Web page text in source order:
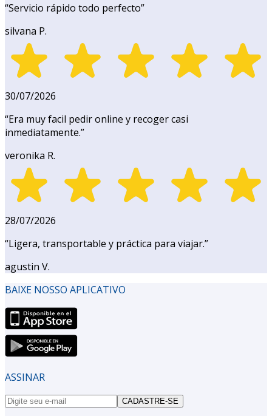
“Servicio rápido todo perfecto”
silvana P.
30/07/2026
“Era muy facil pedir online y recoger casi
inmediatamente.”
veronika R.
28/07/2026
“Ligera, transportable y práctica para viajar.”
agustin V.
BAIXE NOSSO APLICATIVO
ASSINAR
CADASTRE-SE